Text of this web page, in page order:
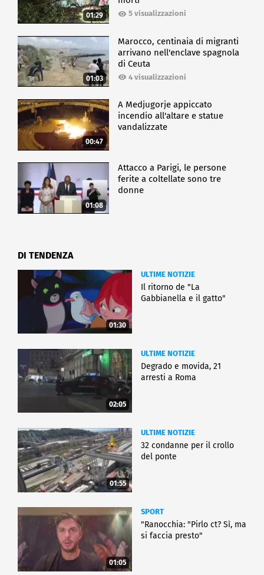
01:29 5 visualizzazioni
01:03
Marocco, centinaia di migranti
arrivano nell'enclave spagnola
di Ceuta
4 visualizzazioni
00:47
A Medjugorje appiccato
incendio all'altare e statue
vandalizzate
01:08
Attacco a Parigi, le persone
ferite a coltellate sono tre
donne
DI TENDENZA
01:30
ULTIME NOTIZIE
Il ritorno de "La
Gabbianella e il gatto"
02:05
ULTIME NOTIZIE
Degrado e movida, 21
arresti a Roma
01:55
ULTIME NOTIZIE
32 condanne per il crollo
del ponte
01:05
SPORT
"Ranocchia: "Pirlo ct? Sì, ma
si faccia presto"